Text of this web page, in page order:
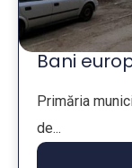
Bani
Primăria
de...